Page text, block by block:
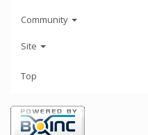
Community
Site
Top